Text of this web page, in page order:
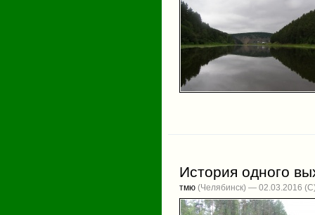
История одного
тмю (Челябинск) — 02.03.2016